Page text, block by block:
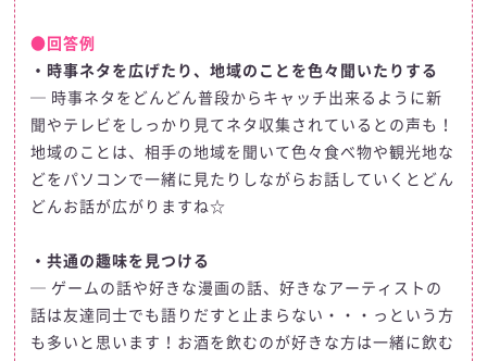
●回答例
・時事ネタを広げたり、地域のことを色々聞いたりする
─ 時事ネタをどんどん普段からキャッチ出来るように新
聞やテレビをしっかり見てネタ収集されているとの声も！
地域のことは、相手の地域を聞いて色々食べ物や観光地な
どをパソコンで一緒に見たりしながらお話していくとどん
どんお話が広がりますね☆
・共通の趣味を見つける
─ ゲームの話や好きな漫画の話、好きなアーティストの
話は友達同士でも語りだすと止まらない・・・っという方
も多いと思います！お酒を飲むのが好きな方は一緒に飲む